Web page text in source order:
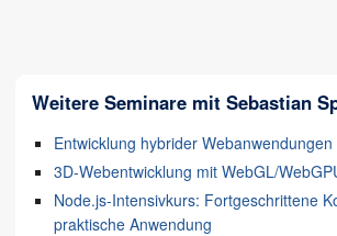
Weitere Seminare mit Sebastian
Entwicklung hybrider
3D-Webentwicklung mit WebGL/
Node.js-Intensivkurs: Fortgeschrittene
praktische Anwendung